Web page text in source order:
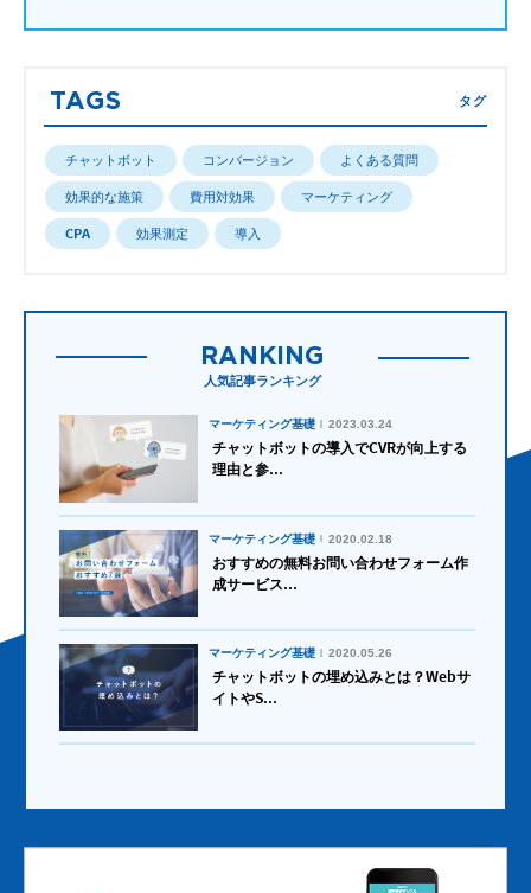
TAGS タグ
チャットボット コンバージョン よくある質問
効果的な施策 費用対効果 マーケティング
CPA 効果測定 導入
RANKING
人気記事ランキング
マーケティング基礎 2023.03.24
チャットボットの導入でCVRが向上する
理由と参...
マーケティング基礎 2020.02.18
おすすめの無料お問い合わせフォーム作
成サービス...
マーケティング基礎 2020.05.26
チャットボットの埋め込みとは？Webサ
イトやS...